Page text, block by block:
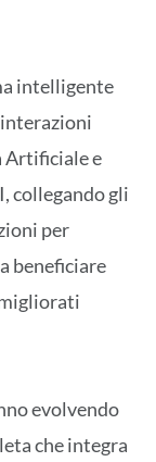
intelligente
interazioni
Artificiale e
collegando gli
per
beneficiare
evolvendo
che integra